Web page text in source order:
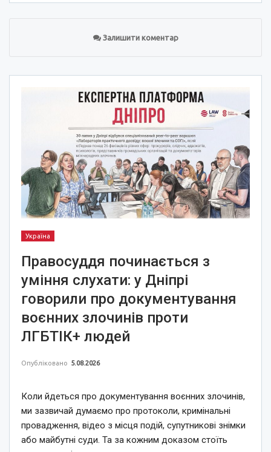
Залишити коментар
Україна
Правосуддя починається з
уміння слухати: у Дніпрі
говорили про документування
воєнних злочинів проти
ЛГБТІК+ людей
Опубліковано 5.08.2026
Коли йдеться про документування воєнних злочинів,
ми зазвичай думаємо про протоколи, кримінальні
провадження, відео з місця подій, супутникові знімки
або майбутні суди. Та за кожним доказом стоїть